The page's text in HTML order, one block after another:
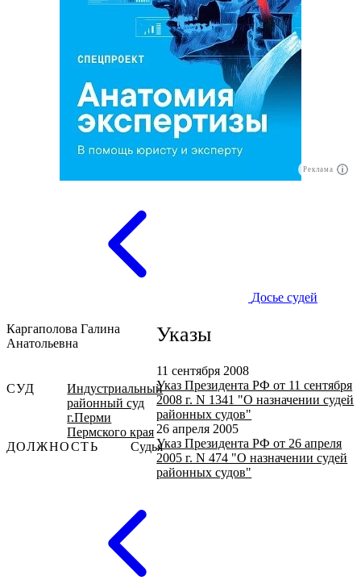
Реклама
Досье судей
Каргаполова Галина
Анатольевна
СУД
Индустриальный
районный суд
г.Перми
Пермского края
ДОЛЖНОСТЬ
Судья
Указы
11 сентября 2008
Указ Президента РФ от 11 сентября
2008 г. N 1341 "О назначении судей
районных судов"
26 апреля 2005
Указ Президента РФ от 26 апреля
2005 г. N 474 "О назначении судей
районных судов"